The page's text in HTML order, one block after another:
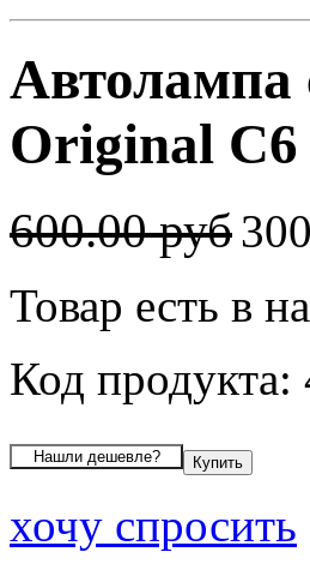
Автолампа
Original
600.00 руб
Товар есть в
Код продукта:
хочу спросить